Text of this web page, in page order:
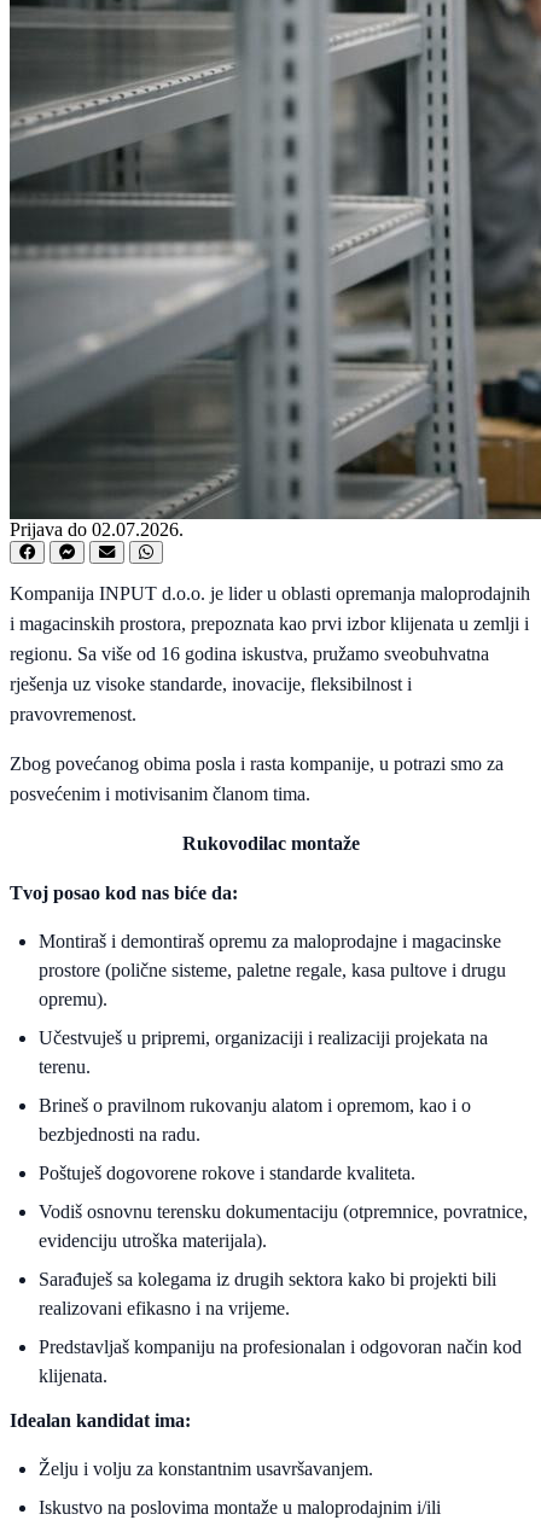
Prijava do 02.07.2026.
Kompanija INPUT d.o.o. je lider u oblasti opremanja maloprodajnih
i magacinskih prostora, prepoznata kao prvi izbor klijenata u zemlji i
regionu. Sa više od 16 godina iskustva, pružamo sveobuhvatna
rješenja uz visoke standarde, inovacije, fleksibilnost i
pravovremenost.
Zbog povećanog obima posla i rasta kompanije, u potrazi smo za
posvećenim i motivisanim članom tima.
Rukovodilac montaže
Tvoj posao kod nas biće da:
Montiraš i demontiraš opremu za maloprodajne i magacinske
prostore (polične sisteme, paletne regale, kasa pultove i drugu
opremu).
Učestvuješ u pripremi, organizaciji i realizaciji projekata na
terenu.
Brineš o pravilnom rukovanju alatom i opremom, kao i o
bezbjednosti na radu.
Poštuješ dogovorene rokove i standarde kvaliteta.
Vodiš osnovnu terensku dokumentaciju (otpremnice, povratnice,
evidenciju utroška materijala).
Sarađuješ sa kolegama iz drugih sektora kako bi projekti bili
realizovani efikasno i na vrijeme.
Predstavljaš kompaniju na profesionalan i odgovoran način kod
klijenata.
Idealan kandidat ima:
Želju i volju za konstantnim usavršavanjem.
Iskustvo na poslovima montaže u maloprodajnim i/ili